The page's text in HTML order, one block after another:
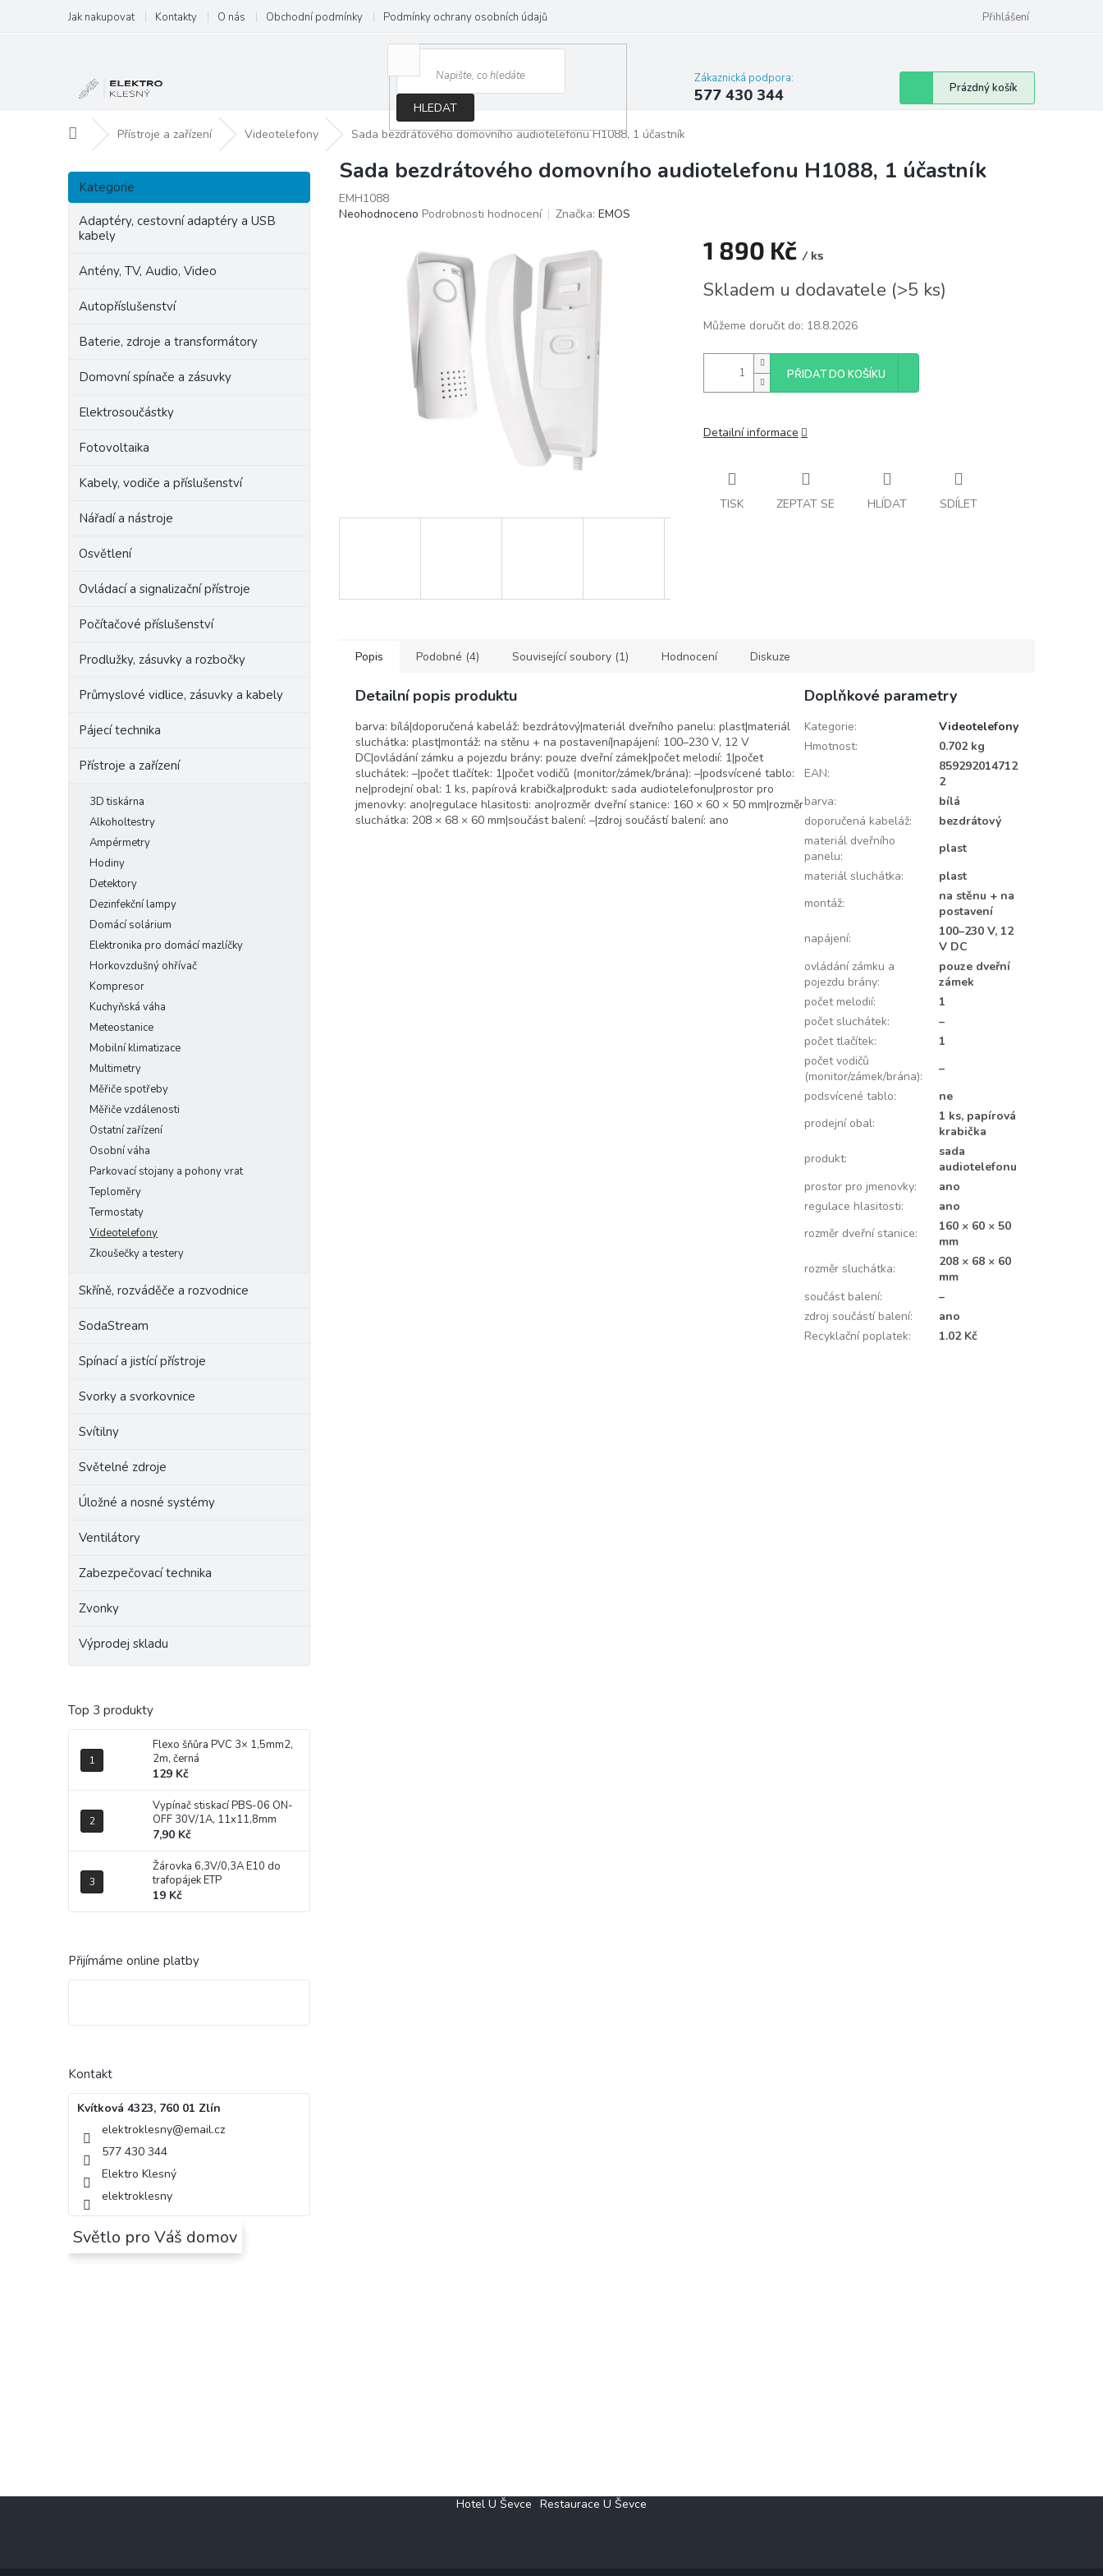
obsah
Jak nakupovat Kontakty O nás Obchodní podmínky Podmínky ochrany osobních údajů Přihlášení
HLEDAT
Zákaznická podpora:
577 430 344
Nákupní
košík
Prázdný košík
Domů Přístroje a zařízení Videotelefony Sada bezdrátového domovního audiotelefonu H1088, 1 účastník
P
s
Přeskočit
kategorie
Kategorie
Adaptéry, cestovní adaptéry a USB
kabely
Antény, TV, Audio, Video
Autopříslušenství
Baterie, zdroje a transformátory
Domovní spínače a zásuvky
Elektrosoučástky
Fotovoltaika
Kabely, vodiče a příslušenství
Nářadí a nástroje
Osvětlení
Ovládací a signalizační přístroje
Počítačové příslušenství
Prodlužky, zásuvky a rozbočky
Průmyslové vidlice, zásuvky a kabely
Pájecí technika
Přístroje a zařízení
3D tiskárna
Alkoholtestry
Ampérmetry
Hodiny
Detektory
Dezinfekční lampy
Domácí solárium
Elektronika pro domácí mazlíčky
Horkovzdušný ohřívač
Kompresor
Kuchyňská váha
Meteostanice
Mobilní klimatizace
Multimetry
Měřiče spotřeby
Měřiče vzdálenosti
Ostatní zařízení
Osobní váha
Parkovací stojany a pohony vrat
Teploměry
Termostaty
Videotelefony
Zkoušečky a testery
Skříně, rozváděče a rozvodnice
SodaStream
Spínací a jistící přístroje
Svorky a svorkovnice
Svítilny
Světelné zdroje
Úložné a nosné systémy
Ventilátory
Zabezpečovací technika
Zvonky
Výprodej skladu
Top 3 produkty
Flexo šňůra PVC 3× 1,5mm2,
2m, černá
129 Kč
Vypínač stiskací PBS-06 ON-
OFF 30V/1A, 11x11,8mm
7,90 Kč
Žárovka 6,3V/0,3A E10 do
trafopájek ETP
19 Kč
Přijímáme online platby
Kontakt
Kvítková 4323, 760 01 Zlín
elektroklesny@email.cz
577 430 344
Elektro Klesný
elektroklesny
Světlo pro Váš domov
Sada bezdrátového domovního audiotelefonu H1088, 1 účastník
EMH1088
Průměrné
Neohodnoceno Podrobnosti hodnocení Značka: EMOS
1 890 Kč / ks
cena:
Skladem u dodavatele (>5 ks)
Můžeme doručit do: 18.8.2026
PŘIDAT DO KOŠÍKU
Detailní informace
TISK ZEPTAT SE HLÍDAT SDÍLET
Popis Podobné (4) Související soubory (1) Hodnocení Diskuze
Detailní popis produktu
barva: bílá|doporučená kabeláž: bezdrátový|materiál dveřního panelu: plast|materiál
sluchátka: plast|montáž: na stěnu + na postavení|napájení: 100–230 V, 12 V
DC|ovládání zámku a pojezdu brány: pouze dveřní zámek|počet melodií: 1|počet
sluchátek: –|počet tlačítek: 1|počet vodičů (monitor/zámek/brána): –|podsvícené tablo:
ne|prodejní obal: 1 ks, papírová krabička|produkt: sada audiotelefonu|prostor pro
jmenovky: ano|regulace hlasitosti: ano|rozměr dveřní stanice: 160 × 60 × 50 mm|rozměr
sluchátka: 208 × 68 × 60 mm|součást balení: –|zdroj součástí balení: ano
Doplňkové parametry
Kategorie:
Videotelefony
Hmotnost:
0.702 kg
EAN:
859292014712
2
barva:
bílá
doporučená kabeláž:
bezdrátový
materiál dveřního
panelu:
plast
materiál sluchátka:
plast
montáž:
na stěnu + na
postavení
napájení:
100–230 V, 12
V DC
ovládání zámku a
pojezdu brány:
pouze dveřní
zámek
počet melodií:
1
počet sluchátek:
–
počet tlačítek:
1
počet vodičů
(monitor/zámek/brána):
–
podsvícené tablo:
ne
prodejní obal:
1 ks, papírová
krabička
produkt:
sada
audiotelefonu
prostor pro jmenovky:
ano
regulace hlasitosti:
ano
rozměr dveřní stanice:
160 × 60 × 50
mm
rozměr sluchátka:
208 × 68 × 60
mm
součást balení:
–
zdroj součástí balení:
ano
Recyklační poplatek: 1.02 Kč
Hotel U Ševce Restaurace U Ševce